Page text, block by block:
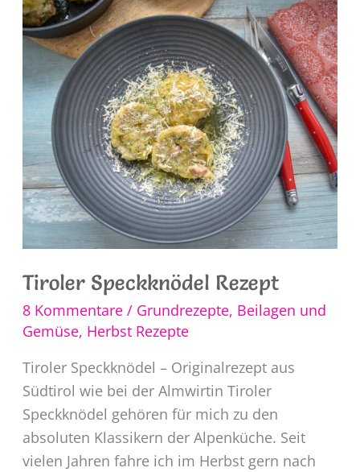
Tiroler Speckknödel Rezept
8 Kommentare / Grundrezepte, Beilagen und
Gemüse, Herbst Rezepte
Tiroler Speckknödel – Originalrezept aus
Südtirol wie bei der Almwirtin Tiroler
Speckknödel gehören für mich zu den
absoluten Klassikern der Alpenküche. Seit
vielen Jahren fahre ich im Herbst gern nach